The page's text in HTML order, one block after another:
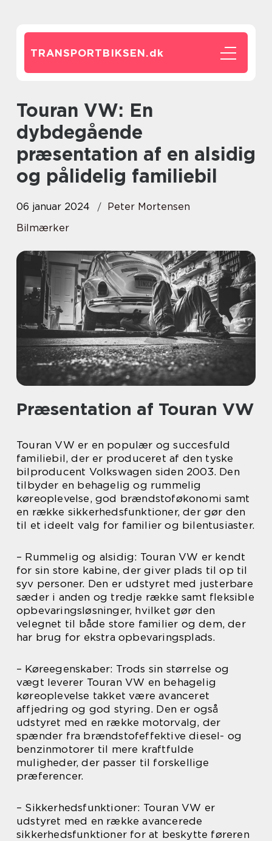
TRANSPORTBIKSEN.dk
Touran VW: En
dybdegående
præsentation af en alsidig
og pålidelig familiebil
06 januar 2024
Peter Mortensen
Bilmærker
Præsentation af Touran VW
Touran VW er en populær og succesfuld
familiebil, der er produceret af den tyske
bilproducent Volkswagen siden 2003. Den
tilbyder en behagelig og rummelig
køreoplevelse, god brændstoføkonomi samt
en række sikkerhedsfunktioner, der gør den
til et ideelt valg for familier og bilentusiaster.
– Rummelig og alsidig: Touran VW er kendt
for sin store kabine, der giver plads til op til
syv personer. Den er udstyret med justerbare
sæder i anden og tredje række samt fleksible
opbevaringsløsninger, hvilket gør den
velegnet til både store familier og dem, der
har brug for ekstra opbevaringsplads.
– Køreegenskaber: Trods sin størrelse og
vægt leverer Touran VW en behagelig
køreoplevelse takket være avanceret
affjedring og god styring. Den er også
udstyret med en række motorvalg, der
spænder fra brændstofeffektive diesel- og
benzinmotorer til mere kraftfulde
muligheder, der passer til forskellige
præferencer.
– Sikkerhedsfunktioner: Touran VW er
udstyret med en række avancerede
sikkerhedsfunktioner for at beskytte føreren